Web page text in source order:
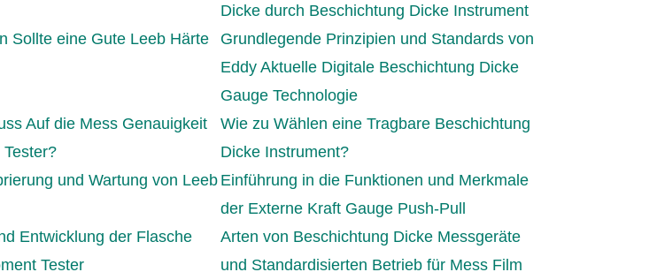
Dicke durch Beschichtung Dicke Instrument
Sollte eine Gute Leeb Härte
Grundlegende Prinzipien und Standards von
Eddy Aktuelle Digitale Beschichtung Dicke
Gauge Technologie
Auf die Mess Genauigkeit
Wie zu Wählen eine Tragbare Beschichtung
Dicke Instrument?
und Wartung von Leeb Einführung in die Funktionen und Merkmale
der Externe Kraft Gauge Push-Pull
Entwicklung der Flasche
Tester
Arten von Beschichtung Dicke Messgeräte
und Standardisierten Betrieb für Mess Film